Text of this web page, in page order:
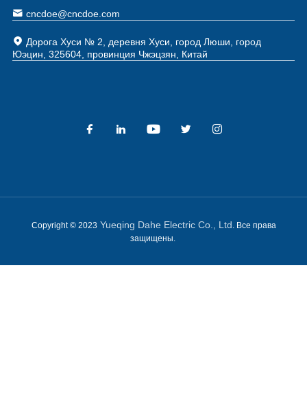
cncdoe@cncdoe.com
Дорога Хуси № 2, деревня Хуси, город Люши, город
Юэцин, 325604, провинция Чжэцзян, Китай
Copyright © 2023 Yueqing Dahe Electric Co., Ltd. Все права
защищены.